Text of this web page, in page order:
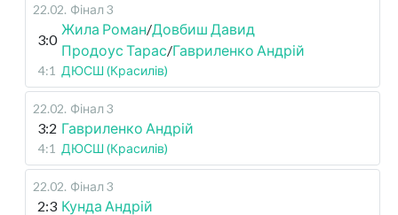
22.02. Фінал 3
3:0
Жила Роман/Довбиш Давид
Продоус Тарас/Гавриленко Андрій
4:1 ДЮСШ (Красилів)
22.02. Фінал 3
3:2 Гавриленко Андрій
4:1 ДЮСШ (Красилів)
22.02. Фінал 3
2:3 Кунда Андрій